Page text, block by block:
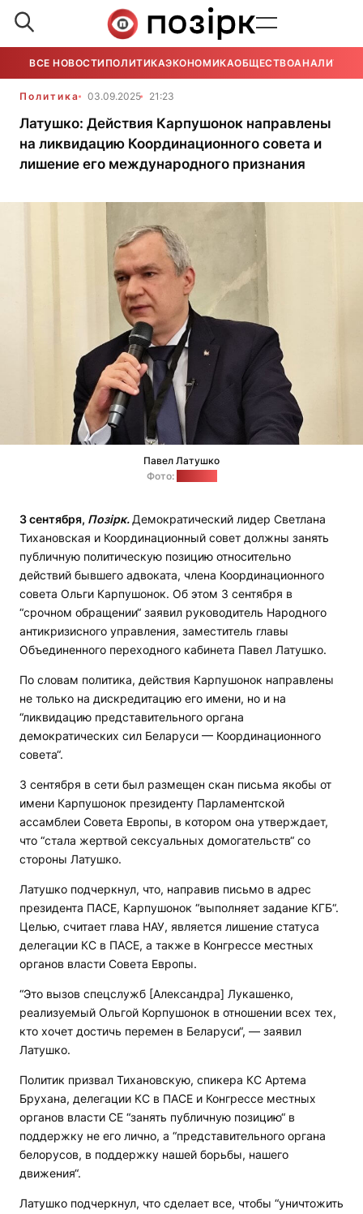
ВСЕ НОВОСТИ ПОЛИТИКАЭКОНОМИКАОБЩЕСТВОАНАЛИТИКА
Политика 03.09.2025 21:23
Латушко: Действия Карпушонок направлены
на ликвидацию Координационного совета и
лишение его международного признания
Павел Латушко
Фото:
3 сентября, Позірк. Демократический лидер Светлана
Тихановская и Координационный совет должны занять
публичную политическую позицию относительно
действий бывшего адвоката, члена Координационного
совета Ольги Карпушонок. Об этом 3 сентября в
“срочном обращении“ заявил руководитель Народного
антикризисного управления, заместитель главы
Объединенного переходного кабинета Павел Латушко.
По словам политика, действия Карпушонок направлены
не только на дискредитацию его имени, но и на
“ликвидацию представительного органа
демократических сил Беларуси — Координационного
совета“.
3 сентября в сети был размещен скан письма якобы от
имени Карпушонок президенту Парламентской
ассамблеи Совета Европы, в котором она утверждает,
что “стала жертвой сексуальных домогательств“ со
стороны Латушко.
Латушко подчеркнул, что, направив письмо в адрес
президента ПАСЕ, Карпушонок “выполняет задание КГБ“.
Целью, считает глава НАУ, является лишение статуса
делегации КС в ПАСЕ, а также в Конгрессе местных
органов власти Совета Европы.
“Это вызов спецслужб [Александра] Лукашенко,
реализуемый Ольгой Корпушонок в отношении всех тех,
кто хочет достичь перемен в Беларуси“, — заявил
Латушко.
Политик призвал Тихановскую, спикера КС Артема
Брухана, делегации КС в ПАСЕ и Конгрессе местных
органов власти СЕ “занять публичную позицию“ в
поддержку не его лично, а “представительного органа
белорусов, в поддержку нашей борьбы, нашего
движения“.
Латушко подчеркнул, что сделает все, чтобы “уничтожить